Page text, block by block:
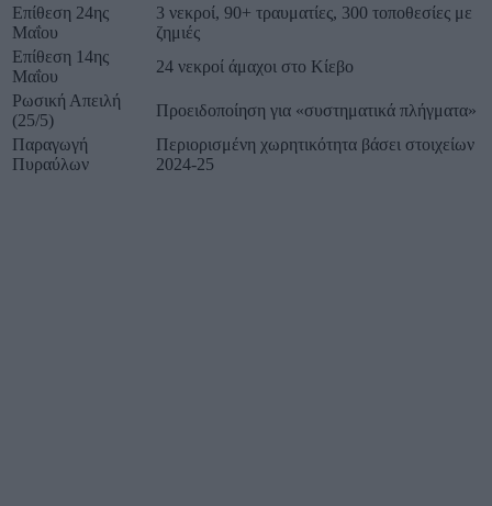
Επίθεση 24ης
Μαΐου
3 νεκροί, 90+ τραυματίες, 300 τοποθεσίες με
ζημιές
Επίθεση 14ης
Μαΐου
24 νεκροί άμαχοι στο Κίεβο
Ρωσική Απειλή
(25/5)
Προειδοποίηση για «συστηματικά πλήγματα»
Παραγωγή
Πυραύλων
Περιορισμένη χωρητικότητα βάσει στοιχείων
2024-25